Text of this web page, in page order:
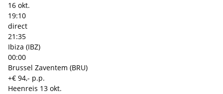
16 okt.
19:10
direct
21:35
Ibiza (IBZ)
00:00
Brussel Zaventem (BRU)
+€ 94,- p.p.
Heenreis 13 okt.